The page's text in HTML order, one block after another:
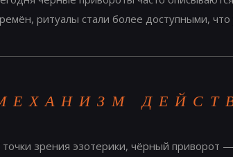
ритуалы стали более доступными,
точки зрения эзотерики, чёрный приворот